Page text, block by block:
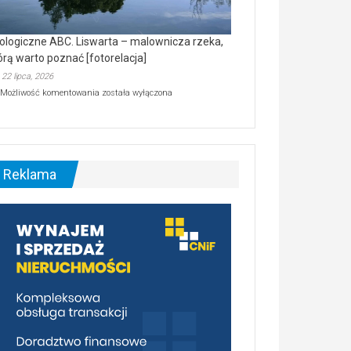
ABC. Liswarta – malownicza rzeka,
warto poznać [fotorelacja]
22 lipca, 2026
Możliwość komentowania Ekologiczne
–
malownicza
[fotorelacja]
została wyłączona
Reklama